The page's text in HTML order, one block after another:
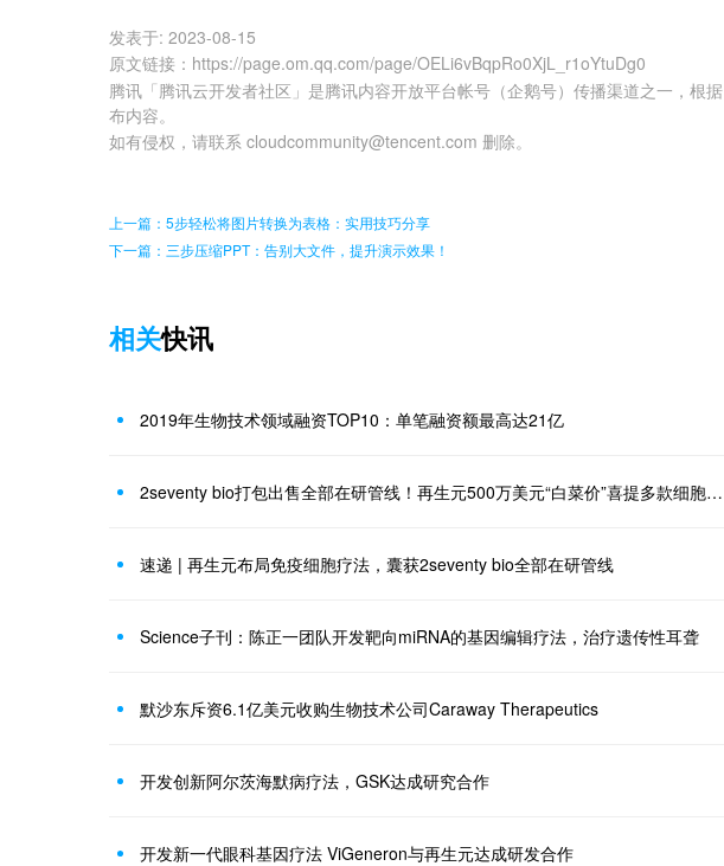
发表于: 2023-08-15
原文链接 ： https://page.om.qq.com/page/OELi6vBqpRo0XjL_r1oYtuDg0
腾讯「腾讯云开发者社区」是腾讯内容开放平台帐号（企鹅号）传播渠道之一，根据
布内容。
如有侵权，请联系 cloudcommunity@tencent.com 删除。
上一篇：5步轻松将图片转换为表格：实用技巧分享
下一篇：三步压缩PPT：告别大文件，提升演示效果！
相关快讯
2019年生物技术领域融资TOP10：单笔融资额最高达21亿
2seventy bio打包出售全部在研管线！再生元500万美元“白菜价”喜提多款细胞疗法
速递 | 再生元布局免疫细胞疗法，囊获2seventy bio全部在研管线
Science子刊：陈正一团队开发靶向miRNA的基因编辑疗法，治疗遗传性耳聋
默沙东斥资6.1亿美元收购生物技术公司Caraway Therapeutics
开发创新阿尔茨海默病疗法，GSK达成研究合作
开发新一代眼科基因疗法 ViGeneron与再生元达成研发合作